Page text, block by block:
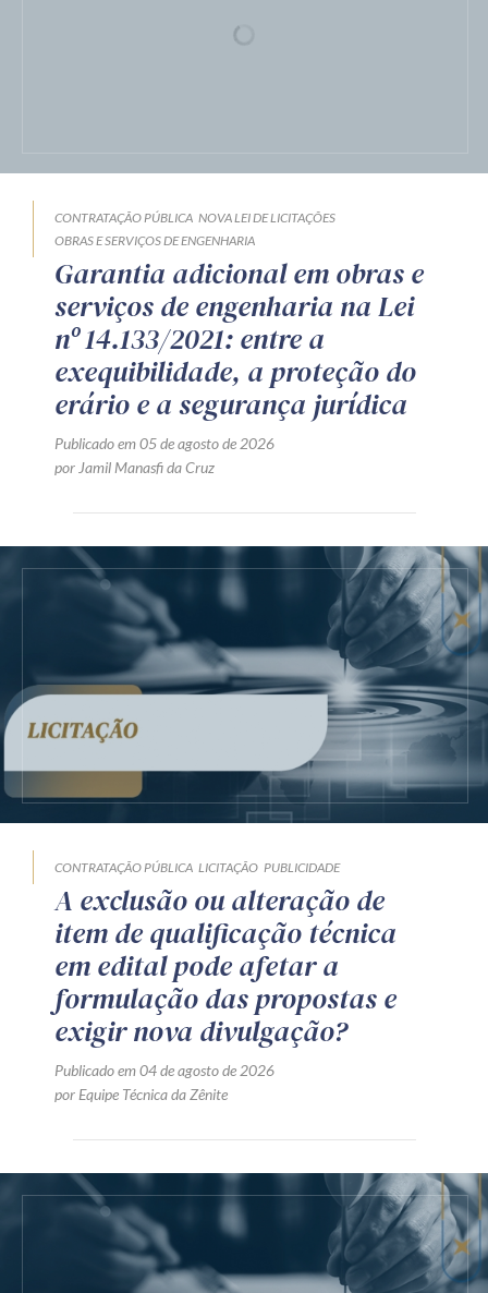
CONTRATAÇÃO PÚBLICA NOVA LEI DE LICITAÇÕES
OBRAS E SERVIÇOS DE ENGENHARIA
Garantia adicional em obras e
serviços de engenharia na Lei
nº 14.133/2021: entre a
exequibilidade, a proteção do
erário e a segurança jurídica
Publicado em 05 de agosto de 2026
por Jamil Manasfi da Cruz
CONTRATAÇÃO PÚBLICA LICITAÇÃO PUBLICIDADE
A exclusão ou alteração de
item de qualificação técnica
em edital pode afetar a
formulação das propostas e
exigir nova divulgação?
Publicado em 04 de agosto de 2026
por Equipe Técnica da Zênite